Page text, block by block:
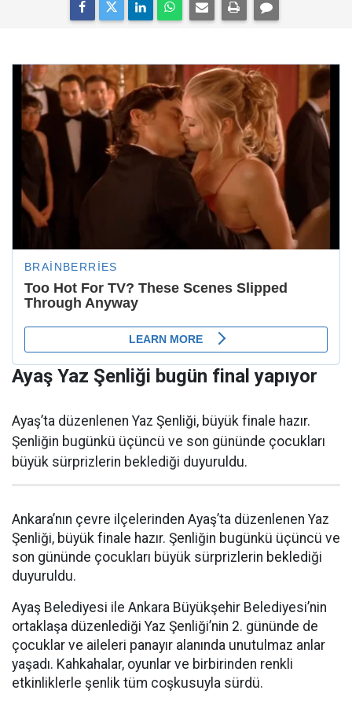
Ayaş Yaz Şenliği bugün final yapıyor
Ayaş’ta düzenlenen Yaz Şenliği, büyük finale hazır.
Şenliğin bugünkü üçüncü ve son gününde çocukları
büyük sürprizlerin beklediği duyuruldu.
Ankara’nın çevre ilçelerinden Ayaş’ta düzenlenen Yaz
Şenliği, büyük finale hazır. Şenliğin bugünkü üçüncü ve
son gününde çocukları büyük sürprizlerin beklediği
duyuruldu.
Ayaş Belediyesi ile Ankara Büyükşehir Belediyesi’nin
ortaklaşa düzenlediği Yaz Şenliği’nin 2. gününde de
çocuklar ve aileleri panayır alanında unutulmaz anlar
yaşadı. Kahkahalar, oyunlar ve birbirinden renkli
etkinliklerle şenlik tüm coşkusuyla sürdü.